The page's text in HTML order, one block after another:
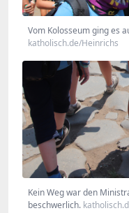
Vom Kolosseum ging es
katholisch.de/Heinrichs
Kein Weg war den
beschwerlich.